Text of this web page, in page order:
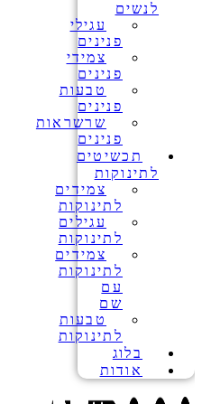
לנשים
עגילי
פנינים
צמידי
פנינים
טבעות
פנינים
שרשראות
פנינים
תכשיטים
לתינוקות
צמידים
לתינוקות
עגילים
לתינוקות
צמידים
לתינוקות
עם
שם
טבעות
לתינוקות
בלוג
אודות